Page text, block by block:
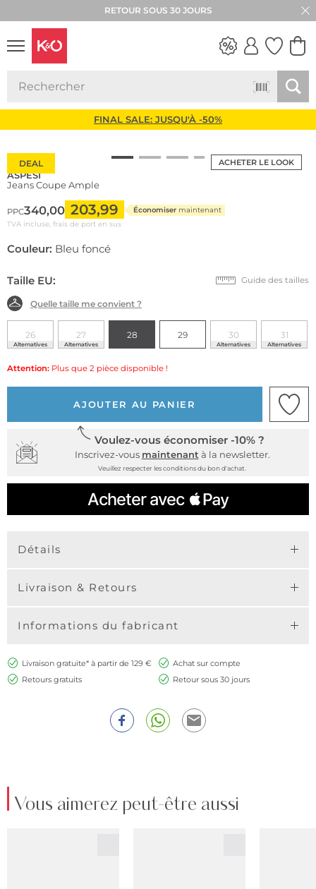
RETOUR SOUS 30 JOURS
FINAL SALE: JUSQU'À -50%
ACHETER LE LOOK
DEAL
ASPESI
Jeans Coupe Ample
PPC340,00 203,99 Économiser maintenant
TVA incluse, frais de port en sus
Couleur: Bleu foncé
Taille EU: Guide des tailles
Quelle taille me convient ?
26
Alternatives
27
Alternatives
28 29 30
Alternatives
31
Alternatives
Attention: Plus que 2 pièce disponible !
AJOUTER AU PANIER
Voulez-vous économiser -10% ?
Inscrivez-vous maintenant à la newsletter.
Veuillez respecter les conditions du bon d'achat.
Détails
Livraison & Retours
Informations du fabricant
Livraison gratuite* à partir de 129 €
Achat sur compte
Retours gratuits
Retour sous 30 jours
Vous aimerez peut-être aussi